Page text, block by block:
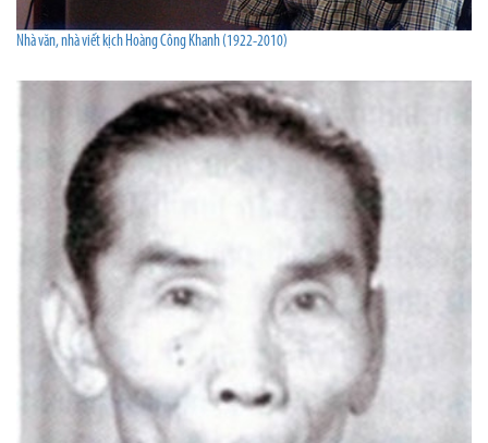
Nhà văn, nhà viết kịch Hoàng Công Khanh (1922-2010)